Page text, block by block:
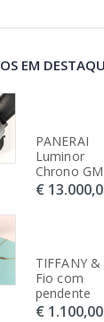
EM
PANERAI
Luminor
Chrono
€
TIFFANY &
Fio com
pendente
€ 1.100,00